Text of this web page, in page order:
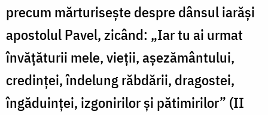
precum mărturisește despre dânsul iarăși
apostolul Pavel, zicând: „Iar tu ai urmat
învățăturii mele, vieții, așezământului,
credinței, îndelung răbdării, dragostei,
îngăduinței, izgonirilor și pătimirilor” (II